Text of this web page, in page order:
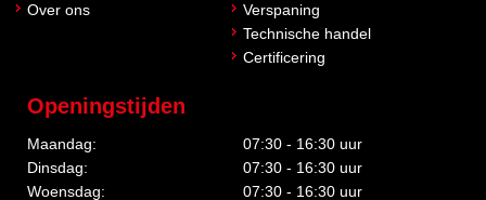
Over ons
Verspaning
Technische handel
Certificering
Openingstijden
Maandag:
07:30 - 16:30 uur
Dinsdag:
07:30 - 16:30 uur
Woensdag:
07:30 - 16:30 uur